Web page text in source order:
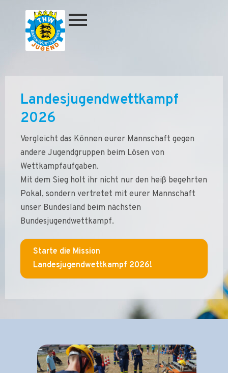
springen
Landesjugendwettkampf
2026
Vergleicht das Können eurer Mannschaft gegen
andere Jugendgruppen beim Lösen von
Wettkampfaufgaben.
Mit dem Sieg holt ihr nicht nur den heiß begehrten
Pokal, sondern vertretet mit eurer Mannschaft
unser Bundesland beim nächsten
Bundesjugendwettkampf.
Starte die Mission
Landesjugendwettkampf 2026!